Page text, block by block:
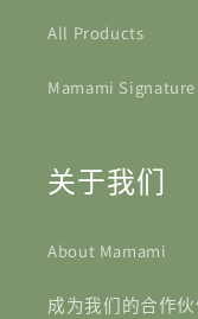
All Products
Mamami
关于我们
About Mamami
成为我们的合作伙